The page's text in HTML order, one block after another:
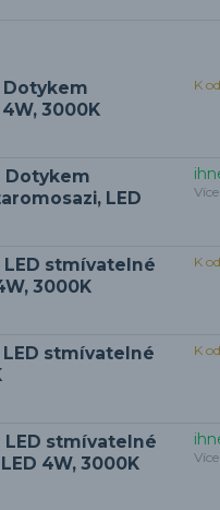
Dotykem
3000K
K
Dotykem
LED
LED stmívatelné
3000K
K
LED stmívatelné
K
LED stmívatelné
4W, 3000K